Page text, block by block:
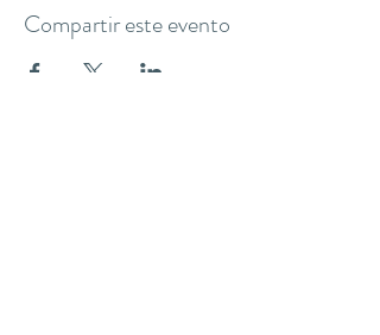
Compartir este evento